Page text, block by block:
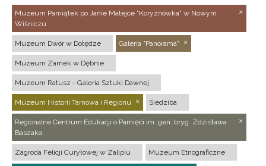
Muzeum Pamiątek po Janie Matejce "Koryznówka" w Nowym
Wiśniczu
Muzeum Dwór w Dołędze Galeria "Panorama"
Muzeum Zamek w Dębnie
Muzeum Ratusz - Galeria Sztuki Dawnej
Muzeum Historii Tarnowa i Regionu Siedziba
Regionalne Centrum Edukacji o Pamięci im. gen. bryg. Zdzisława
Baszaka
Zagroda Felicji Curyłowej w Zalipiu Muzeum Etnograficzne